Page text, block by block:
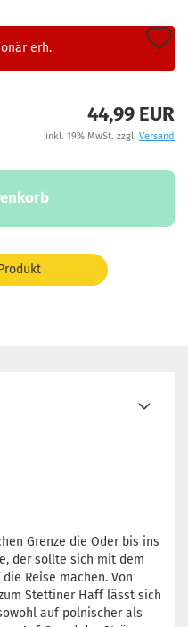
erh.
44,99 EUR
inkl. 19% MwSt. zzgl. Versand
Grenze die Oder bis ins
der sollte sich mit dem
Reise machen. Von
Stettiner Haff lässt sich
auf polnischer als